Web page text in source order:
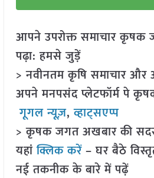
आपने उपरोक्त समाचार कृषक
पढ़ा: हमसे जुड़ें
> नवीनतम कृषि समाचार
अपने मनपसंद प्लेटफॉर्म पे
गूगल न्यूज़,व्हाट्सएप्प
> कृषक जगत अखबार की
यहांक्लिक करें– घर बैठे
नई तकनीक के बारे में पढ़ें